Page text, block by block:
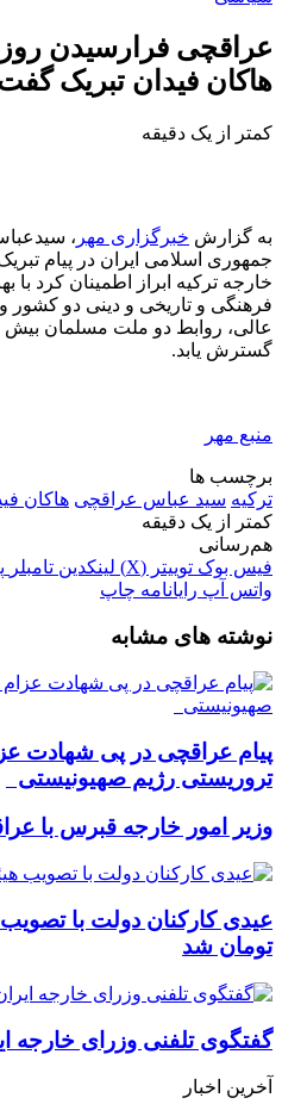
عراقچی فرارسیدن روز
هاکان فیدان تبریک
کمتر از یک دقیقه
به گزارش خبرگزاری مهر ،
جمهوری اسلامی ایران در پیام
خارجه ترکیه ابراز اطمینان کرد
فرهنگی و تاریخی و دینی دو کشور
عالی، روابط دو ملت مسلمان بیش
گسترش یابد.
منبع مهر
برچسب ها
ترکیه سید عباس عراقچی هاکان
کمتر از یک دقیقه
هم‌رسانی
فیس بوک توییتر (X) لینکدین ‫تامبلر
واتس آپ رایانامه چاپ
نوشته های مشابه
پیام عراقچی در پی شهادت
تروریستی رژیم صهیونیستی
وزیر امور خارجه قبرس با
تومان شد
گفتگوی تلفنی وزرای خارجه
آخرین اخبار